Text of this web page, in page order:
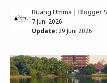
Lifestyle Keluarga Sunnah
Review & Rekomendasi
7 Juni 2026
Update: 29 Juni 2026